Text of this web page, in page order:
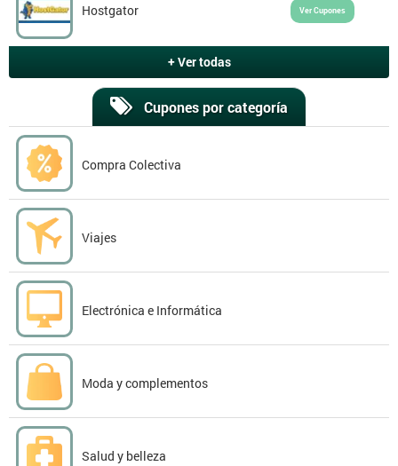
Hostgator Ver Cupones
+ Ver todas
Cupones por categoría
Compra Colectiva
Viajes
Electrónica e Informática
Moda y complementos
Salud y belleza